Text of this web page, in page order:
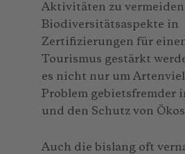
Aktivitäten zu
Biodiversitätsaspekte in
Zertifizierungen für
Tourismus gestärkt
es nicht nur um
Problem gebietsfremder
und den Schutz von
Auch die bislang oft